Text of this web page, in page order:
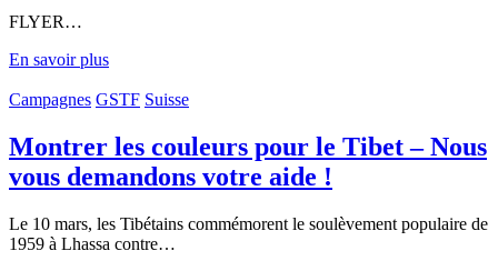
FLYER…
En savoir plus
Campagnes GSTF Suisse
Montrer les couleurs pour le Tibet – Nous
vous demandons votre aide !
Le 10 mars, les Tibétains commémorent le soulèvement populaire de
1959 à Lhassa contre…